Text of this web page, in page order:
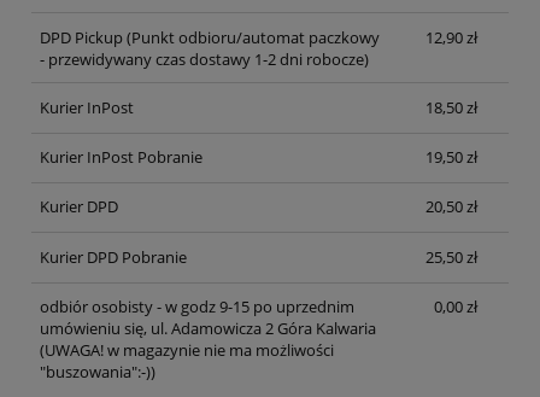
DPD Pickup(Punkt odbioru/automat paczkowy
- przewidywany czas dostawy 1-2 dni robocze)
12,90 zł
Kurier InPost 18,50 zł
Kurier InPost Pobranie 19,50 zł
Kurier DPD 20,50 zł
Kurier DPD Pobranie 25,50 zł
odbiór osobisty - w godz 9-15 po uprzednim
umówieniu się, ul. Adamowicza 2 Góra Kalwaria
(UWAGA! w magazynie nie ma możliwości
"buszowania":-))
0,00 zł